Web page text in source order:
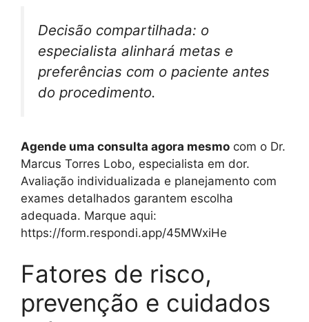
Decisão compartilhada: o
especialista alinhará metas e
preferências com o paciente antes
do procedimento.
Agende uma consulta agora mesmo com o Dr.
Marcus Torres Lobo, especialista em dor.
Avaliação individualizada e planejamento com
exames detalhados garantem escolha
adequada. Marque aqui:
https://form.respondi.app/45MWxiHe
Fatores de risco,
prevenção e cuidados